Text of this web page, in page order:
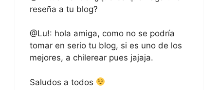
reseña a tu blog?
@Lu!: hola amiga, como no se podría
tomar en serio tu blog, si es uno de los
mejores, a chilerear pues jajaja.
Saludos a todos